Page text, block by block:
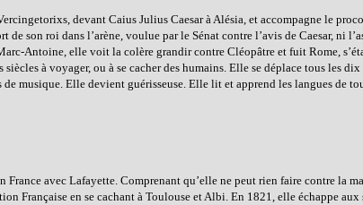
devant Caius Julius Caesar à Alésia, et accompagne le
son roi dans l’arène, voulue par le Sénat contre l’avis de Caesar, ni
Antoine, elle voit la colère grandir contre Cléopâtre et fuit Rome,
à voyager, ou à se cacher des humains. Elle se déplace tous les
musique. Elle devient guérisseuse. Elle lit et apprend les langues de
avec Lafayette. Comprenant qu’elle ne peut rien faire contre la
Française en se cachant à Toulouse et Albi. En 1821, elle échappe